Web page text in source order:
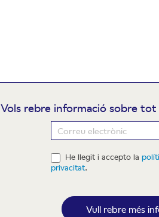
Vols rebre informació sobre tot
He llegit i accepto la
privacitat.
Vull rebre més